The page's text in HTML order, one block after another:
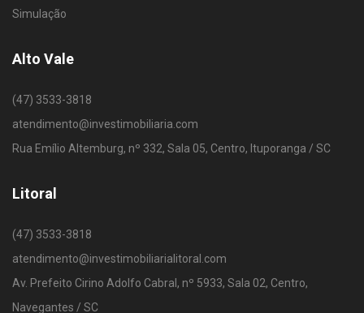
Simulação
Alto Vale
(47) 3533-3818
atendimento@investimobiliaria.com
Rua Emílio Altemburg, nº 332, Sala 05, Centro, Ituporanga / SC
Litoral
(47) 3533-3818
atendimento@investimobiliarialitoral.com
Av. Prefeito Cirino Adolfo Cabral, nº 5933, Sala 02, Centro,
Navegantes / SC